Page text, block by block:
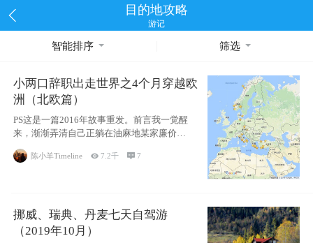
目的地攻略
游记
智能排序 筛选
小两口辞职出走世界之4个月穿越欧
洲（北欧篇）
PS这是一篇2016年故事重发。前言我一觉醒
来，渐渐弄清自己正躺在油麻地某家廉价宾
馆
陈小羊Timeline 7.2千 7
挪威、瑞典、丹麦七天自驾游
（2019年10月）